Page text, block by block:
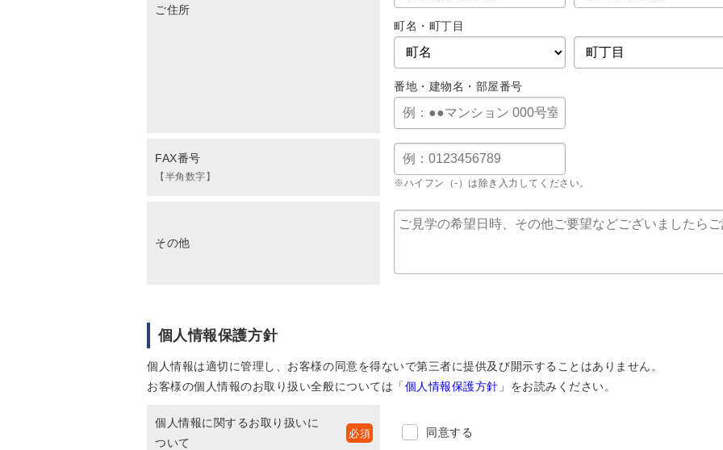
ご住所
町名・町丁目
番地・建物名・部屋番号
FAX番号
【半角数字】
※ハイフン（-）は除き入力してください。
その他
個人情報保護方針
個人情報は適切に管理し、お客様の同意を得ないで第三者に提供及び開示することはありません。
お客様の個人情報のお取り扱い全般については「個人情報保護方針 」をお読みください。
個人情報に関するお取り扱いに
ついて
同意する